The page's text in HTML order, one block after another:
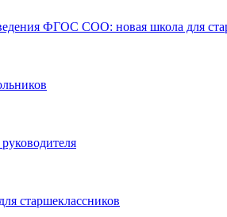
ФГОС СОО: новая школа для
старшеклассников